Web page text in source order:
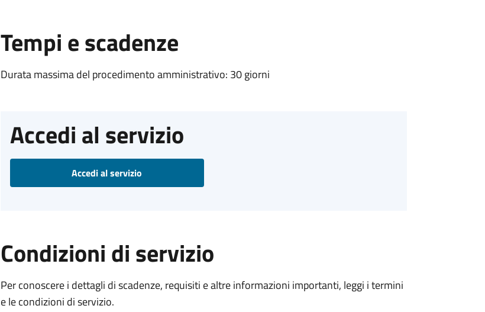
Tempi e scadenze
Durata massima del procedimento amministrativo: 30 giorni
Accedi al servizio
Accedi al servizio
Condizioni di servizio
Per conoscere i dettagli di scadenze, requisiti e altre informazioni importanti, leggi i termini
e le condizioni di servizio.